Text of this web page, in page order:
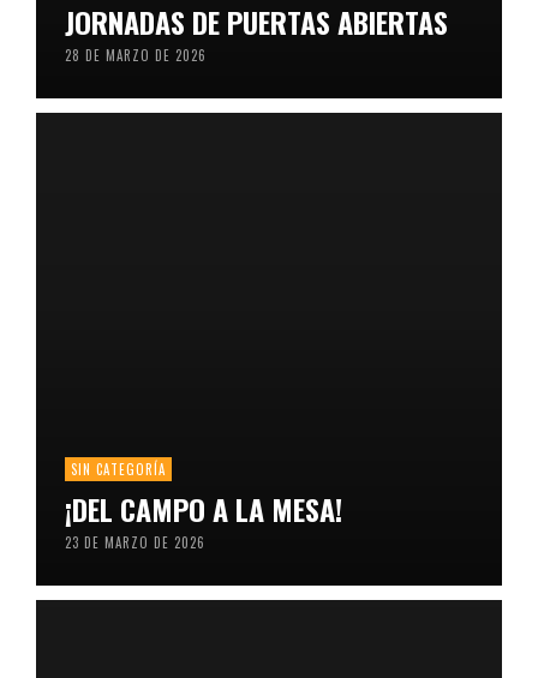
JORNADAS DE PUERTAS ABIERTAS
28 DE MARZO DE 2026
SIN CATEGORÍA
¡DEL CAMPO A LA MESA!
23 DE MARZO DE 2026